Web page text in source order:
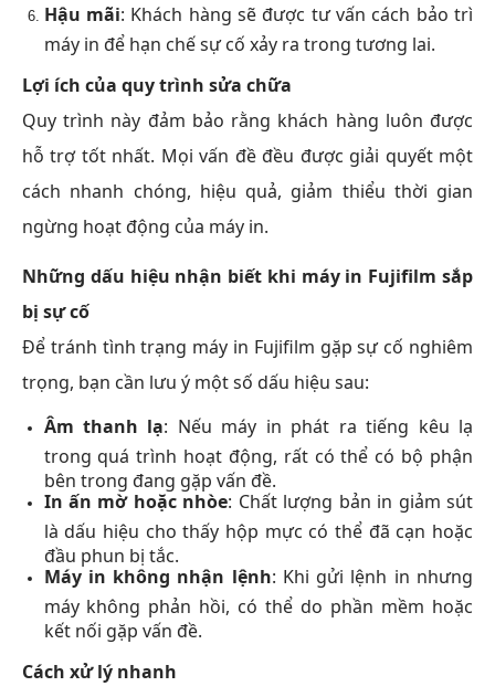
Hậu mãi: Khách hàng sẽ được tư vấn cách bảo trì
máy in để hạn chế sự cố xảy ra trong tương lai.
Lợi ích của quy trình sửa chữa
Quy trình này đảm bảo rằng khách hàng luôn được
hỗ trợ tốt nhất. Mọi vấn đề đều được giải quyết một
cách nhanh chóng, hiệu quả, giảm thiểu thời gian
ngừng hoạt động của máy in.
Những dấu hiệu nhận biết khi máy in Fujifilm sắp
bị sự cố
Để tránh tình trạng máy in Fujifilm gặp sự cố nghiêm
trọng, bạn cần lưu ý một số dấu hiệu sau:
Âm thanh lạ: Nếu máy in phát ra tiếng kêu lạ
trong quá trình hoạt động, rất có thể có bộ phận
bên trong đang gặp vấn đề.
In ấn mờ hoặc nhòe: Chất lượng bản in giảm sút
là dấu hiệu cho thấy hộp mực có thể đã cạn hoặc
đầu phun bị tắc.
Máy in không nhận lệnh: Khi gửi lệnh in nhưng
máy không phản hồi, có thể do phần mềm hoặc
kết nối gặp vấn đề.
Cách xử lý nhanh